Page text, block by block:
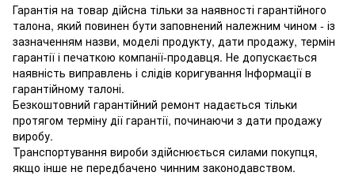
Гарантія на товар дійсна тільки за наявності гарантійного
талона, який повинен бути заповнений належним чином - із
зазначенням назви, моделі продукту, дати продажу, термін
гарантії і печаткою компанії-продавця. Не допускається
наявність виправлень і слідів коригування Інформації в
гарантійному талоні.
Безкоштовний гарантійний ремонт надається тільки
протягом терміну дії гарантії, починаючи з дати продажу
виробу.
Транспортування вироби здійснюється силами покупця,
якщо інше не передбачено чинним законодавством.